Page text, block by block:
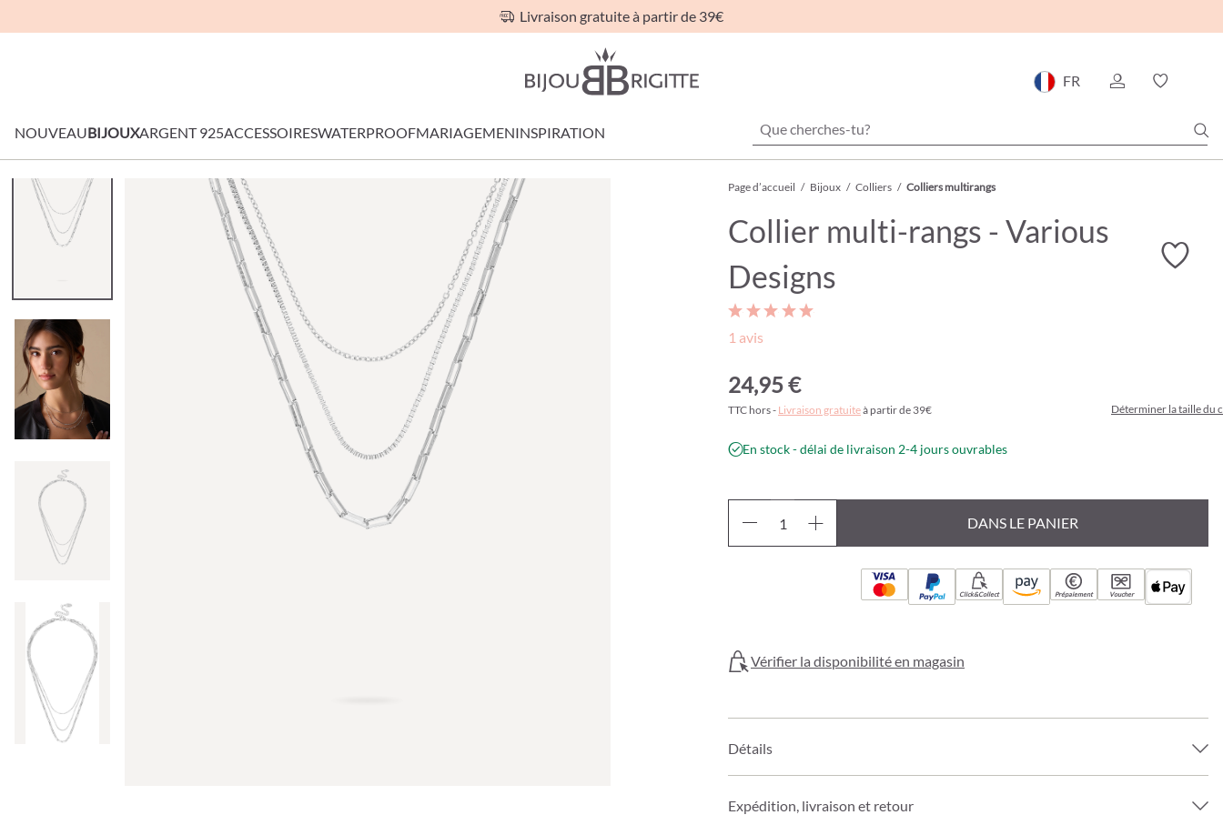
Livraison gratuite à partir de 39€
FR
NOUVEAUBIJOUXARGENT 925ACCESSOIRESWATERPROOFMARIAGEMENINSPIRATION
Page d’accueil / Bijoux / Colliers / Colliers multirangs
Collier multi-rangs - Various
Designs
1 avis
24,95 €
TTC hors - Livraison gratuiteà partir de 39€ Déterminer la taille du
En stock - délai de livraison 2-4 jours ouvrables
DANS LE PANIER
Click&Collect Prépaiement Voucher
Vérifier la disponibilité en magasin
Détails
Expédition, livraison et retour